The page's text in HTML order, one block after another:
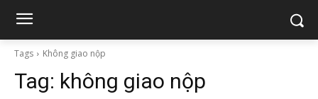
Tags Không giao nộp
Tag: không giao nộp